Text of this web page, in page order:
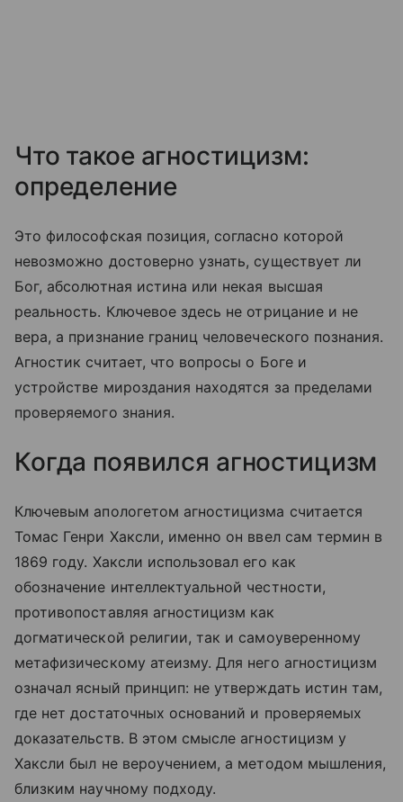
Что такое агностицизм:
определение
Это философская позиция, согласно которой
невозможно достоверно узнать, существует ли
Бог, абсолютная истина или некая высшая
реальность. Ключевое здесь не отрицание и не
вера, а признание границ человеческого познания.
Агностик считает, что вопросы о Боге и
устройстве мироздания находятся за пределами
проверяемого знания.
Когда появился агностицизм
Ключевым апологетом агностицизма считается
Томас Генри Хаксли, именно он ввел сам термин в
1869 году. Хаксли использовал его как
обозначение интеллектуальной честности,
противопоставляя агностицизм как
догматической религии, так и самоуверенному
метафизическому атеизму. Для него агностицизм
означал ясный принцип: не утверждать истин там,
где нет достаточных оснований и проверяемых
доказательств. В этом смысле агностицизм у
Хаксли был не вероучением, а методом мышления,
близким научному подходу.